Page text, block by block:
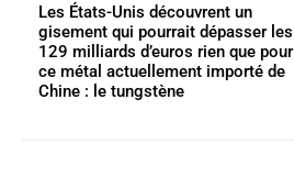
Les États-Unis découvrent un
gisement qui pourrait dépasser les
129 milliards d’euros rien que pour
ce métal actuellement importé de
Chine : le tungstène